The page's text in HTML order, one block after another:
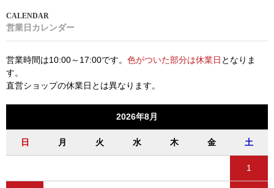
営業日カレンダー
営業時間は10:00～17:00です。 色がついた部分は休業日 となりま
す。
直営ショップの休業日とは異なります。
2026年8月
日 月 火 水 木 金 土
1